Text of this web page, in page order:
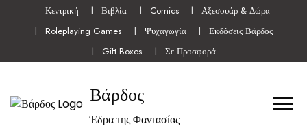
Κεντρική Βιβλία Comics
Αξεσουάρ & Δώρα
Roleplaying Games
Ψυχαγωγία
Εκδόσεις Βάρδος
Gift Boxes
Σε Προσφορά
Βάρδος
Έδρα της Φαντασίας